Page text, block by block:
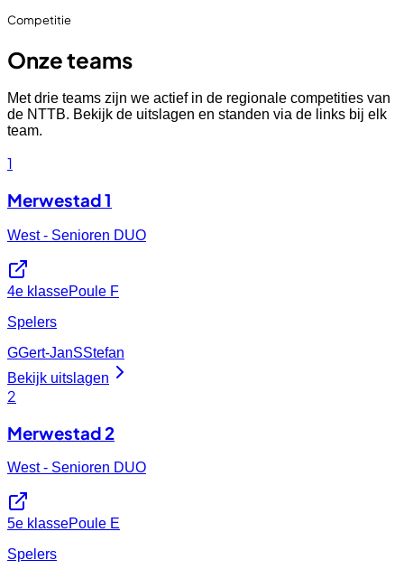
Competitie
Onze teams
Met drie teams zijn we actief in de regionale competities van
de NTTB. Bekijk de uitslagen en standen via de links bij elk
team.
1
Merwestad 1
West - Senioren DUO
4e klassePoule F
Spelers
GGert-JanSStefan
Bekijk uitslagen
2
Merwestad 2
West - Senioren DUO
5e klassePoule E
Spelers